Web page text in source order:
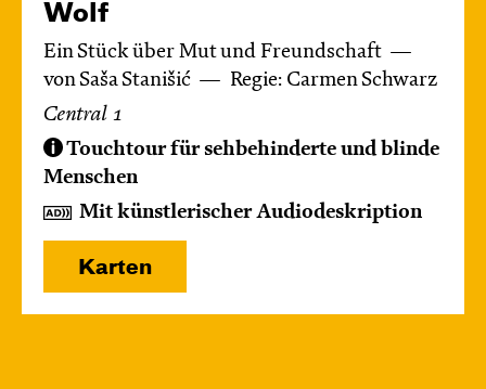
Wolf
Ein Stück über Mut und Freundschaft
von Saša Stanišić
Regie: Carmen Schwarz
Central 1
Touchtour für sehbehinderte und blinde
Menschen
Mit künstlerischer Audiodeskription
Karten